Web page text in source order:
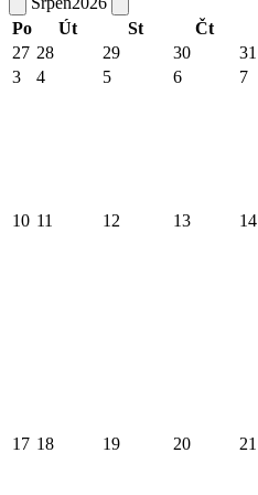
Po
Út St Čt
27 28 29 30 31
3
4 5 6 7
10 11 12 13 14
17 18 19 20 21